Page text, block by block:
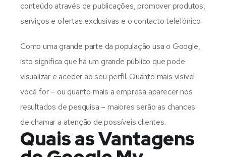
conteúdo através de publicações, promover produtos,
serviços e ofertas exclusivas e o contacto telefónico.
Como uma grande parte da população usa o Google,
isto significa que há um grande público que pode
visualizar e aceder ao seu perfil. Quanto mais visível
você for – ou quanto mais a empresa aparecer nos
resultados de pesquisa – maiores serão as chances
de chamar a atenção de possíveis clientes.
Quais as Vantagens